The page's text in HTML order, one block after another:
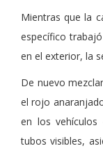
Mientras que la
específico
en el exterior, la
De nuevo
el rojo
en los vehículos
tubos visibles,